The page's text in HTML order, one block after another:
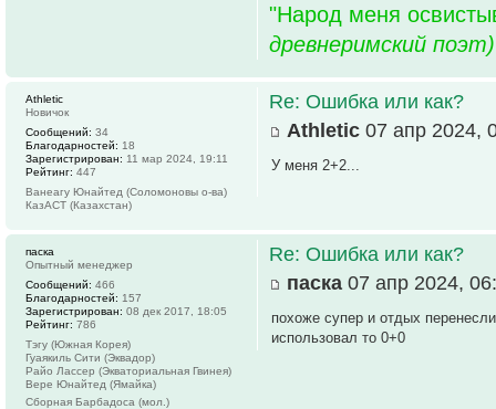
"Народ меня
древнеримский поэт)
Re: Ошибка или как?
Athletic 07 апр 2024,
У меня 2+2...
Athletic
Новичок
Сообщений: 34
Благодарностей: 18
Зарегистрирован: 11 мар 2024, 19:11
Рейтинг: 447
Ванеагу Юнайтед (Соломоновы о-ва)
КазАСТ (Казахстан)
Re: Ошибка или как?
паска 07 апр 2024,
похоже супер и отдых
использовал то 0+0
паска
Опытный менеджер
Сообщений: 466
Благодарностей: 157
Зарегистрирован: 08 дек 2017, 18:05
Рейтинг: 786
Тэгу (Южная Корея)
Гуаякиль Сити (Эквадор)
Райо Лассер (Экваториальная Гвинея)
Вере Юнайтед (Ямайка)
Сборная Барбадоса (мол.)